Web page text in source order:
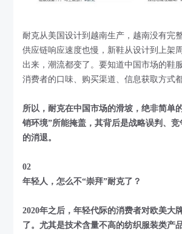
耐克从美国设计到越南生产，越南没有完
供应链响应速度也慢，新鞋从设计到上架
出来，潮流都变了。要知道中国市场的鞋
消费者的口味、购买渠道、信息获取方式
所以，耐克在中国市场的滑坡，绝非简单
销环境”所能掩盖，其背后是战略误判、竞
的消退。
02
年轻人，怎么不“崇拜”耐克了？
2020年之后，年轻代际的消费者对欧美大
了。尤其是技术含量不高的纺织服装类产